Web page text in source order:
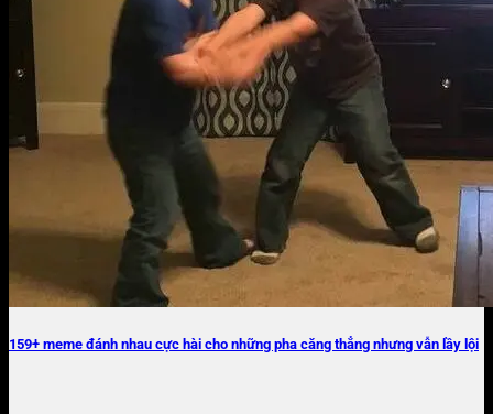
159+ meme đánh nhau cực hài cho những pha căng thẳng nhưng vẫn lầy lội